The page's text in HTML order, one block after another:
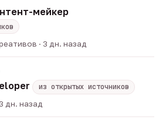
мейкер
· 3 дн. назад
из открытых источников
дн. назад